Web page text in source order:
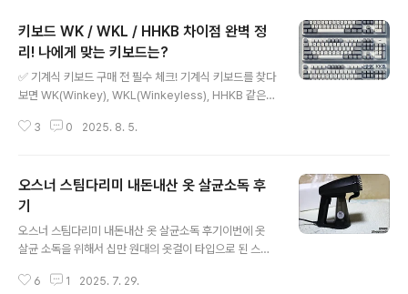
키보드 WK / WKL / HHKB 차이점 완벽 정
리! 나에게 맞는 키보드는?
✅ 기계식 키보드 구매 전 필수 체크! 기계식 키보드를 찾다
보면 WK(Winkey), WKL(Winkeyless), HHKB 같은
모디파이어 키 배열을 구분하는 기준인데요. 기본적으로
로 배열이 나뉘는데 그 외에도 WK나 WKL, HHKB 등 변
태적인 키보드도 존재합니다.✔ WK (Winkey) → 일반적
인 키보드 배열 (윈도우 키 포함)✔ WKL (Winkeyless)
→ 윈도우 키 없음, 클래식한 디자인✔ HHKB → UNIX 스
열의 차이점과 각 배열이 어떤 ..
3 0 2025. 8. 5.
오스너 스팀다리미 내돈내산 옷 살균소독 후
기
오스너 스팀다리미 내돈내산 옷 살균소독 후기이번에 옷
살균 소독을 위해서 십만 원대의 옷걸이 타입으로 된 스타
살균소독용으로는 스팀다리미가 더 좋다는 말에 고민한 결
6 1 2025. 7. 29.